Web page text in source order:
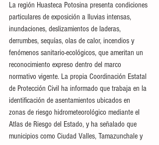
La región Huasteca Potosina presenta condiciones
particulares de exposición a lluvias intensas,
inundaciones, deslizamientos de laderas,
derrumbes, sequías, olas de calor, incendios y
fenómenos sanitario-ecológicos, que ameritan un
reconocimiento expreso dentro del marco
normativo vigente. La propia Coordinación Estatal
de Protección Civil ha informado que trabaja en la
identificación de asentamientos ubicados en
zonas de riesgo hidrometeorológico mediante el
Atlas de Riesgo del Estado, y ha señalado que
municipios como Ciudad Valles, Tamazunchale y